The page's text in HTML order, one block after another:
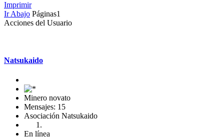
Imprimir
Ir Abajo Páginas1
Acciones del Usuario
Natsukaido
Minero novato
Mensajes: 15
Asociación Natsukaido
En línea